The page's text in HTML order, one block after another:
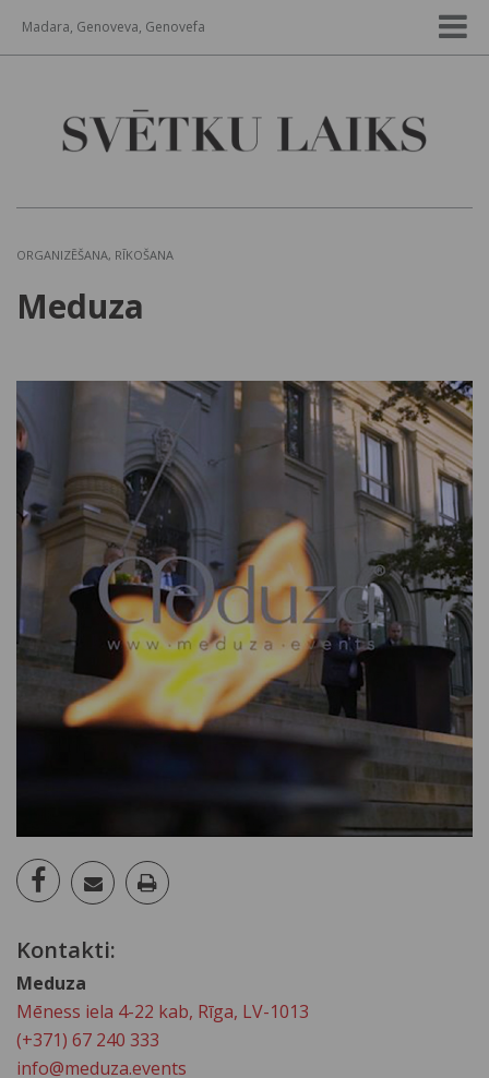
Madara, Genoveva, Genovefa
ORGANIZĒŠANA, RĪKOŠANA
Meduza
Kontakti:
Meduza
Mēness iela 4-22 kab, Rīga, LV-1013
(+371) 67 240 333
info@meduza.events